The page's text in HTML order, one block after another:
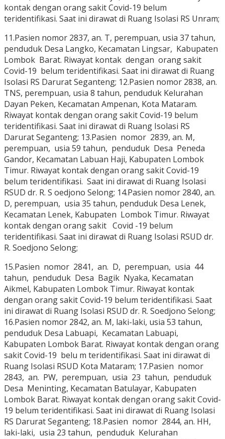
kontak dengan orang sakit Covid-19 belum
teridentifikasi. Saat ini dirawat di Ruang Isolasi RS Unram;
11.Pasien nomor 2837, an. T, perempuan, usia 37 tahun,
penduduk Desa Langko, Kecamatan Lingsar, Kabupaten
Lombok Barat. Riwayat kontak dengan orang sakit
Covid-19 belum teridentifikasi. Saat ini dirawat di Ruang
Isolasi RS Darurat Seganteng; 12.Pasien nomor 2838, an.
TNS, perempuan, usia 8 tahun, penduduk Kelurahan
Dayan Peken, Kecamatan Ampenan, Kota Mataram.
Riwayat kontak dengan orang sakit Covid-19 belum
teridentifikasi. Saat ini dirawat di Ruang Isolasi RS
Darurat Seganteng; 13.Pasien nomor 2839, an. M,
perempuan, usia 59 tahun, penduduk Desa Peneda
Gandor, Kecamatan Labuan Haji, Kabupaten Lombok
Timur. Riwayat kontak dengan orang sakit Covid-19
belum teridentifikasi. Saat ini dirawat di Ruang Isolasi
RSUD dr. R. S oedjono Selong; 14.Pasien nomor 2840, an.
D, perempuan, usia 35 tahun, penduduk Desa Lenek,
Kecamatan Lenek, Kabupaten Lombok Timur. Riwayat
kontak dengan orang sakit Covid -19 belum
teridentifikasi. Saat ini dirawat di Ruang Isolasi RSUD dr.
R. Soedjono Selong;
15.Pasien nomor 2841, an. D, perempuan, usia 44
tahun, penduduk Desa Bagik Nyaka, Kecamatan
Aikmel, Kabupaten Lombok Timur. Riwayat kontak
dengan orang sakit Covid-19 belum teridentifikasi. Saat
ini dirawat di Ruang Isolasi RSUD dr. R. Soedjono Selong;
16.Pasien nomor 2842, an. M, laki-laki, usia 53 tahun,
penduduk Desa Labuapi, Kecamatan Labuapi,
Kabupaten Lombok Barat. Riwayat kontak dengan orang
sakit Covid-19 belu m teridentifikasi. Saat ini dirawat di
Ruang Isolasi RSUD Kota Mataram; 17.Pasien nomor
2843, an. PW, perempuan, usia 23 tahun, penduduk
Desa Meninting, Kecamatan Batulayar, Kabupaten
Lombok Barat. Riwayat kontak dengan orang sakit Covid-
19 belum teridentifikasi. Saat ini dirawat di Ruang Isolasi
RS Darurat Seganteng; 18.Pasien nomor 2844, an. HH,
laki-laki, usia 23 tahun, penduduk Kelurahan